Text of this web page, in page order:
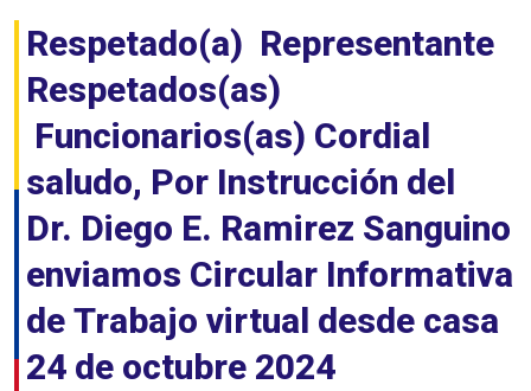
Respetado(a) Representante
Respetados(as)
Funcionarios(as) Cordial
saludo, Por Instrucción del
Dr. Diego E. Ramirez Sanguino
enviamos Circular Informativa
de Trabajo virtual desde casa
24 de octubre 2024